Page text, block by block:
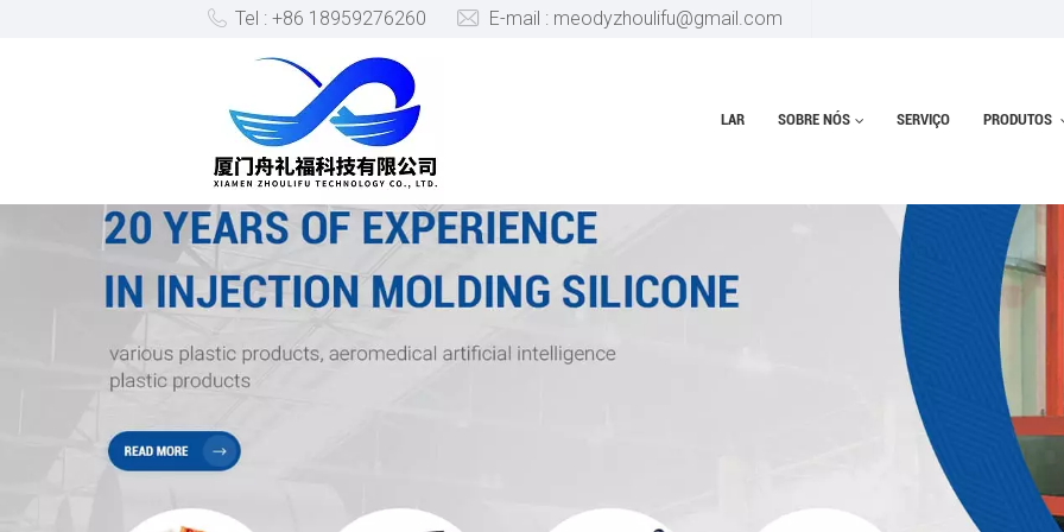
Tel : +86 18959276260 E-mail : meodyzhoulifu@gmail.com
LAR SOBRE NÓS SERVIÇO PRODUTOS